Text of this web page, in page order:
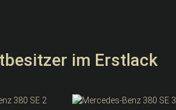
im Erstlack